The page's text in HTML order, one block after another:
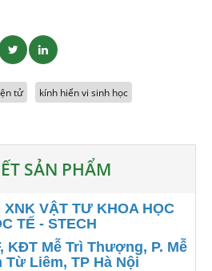
tử
kính hiển vi sinh học
SẢN PHẨM
XNK VẬT TƯ KHOA HỌC
TẾ - STECH
KĐT Mễ Trì Thượng, P. Mễ
Từ Liêm, TP Hà Nội